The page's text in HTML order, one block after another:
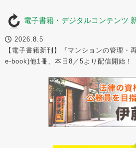
電子書籍・デジタルコンテンツ
2026.8.5
【電子書籍新刊】『マンションの管理・
e-book)他1冊、本日8／5より配信開始！